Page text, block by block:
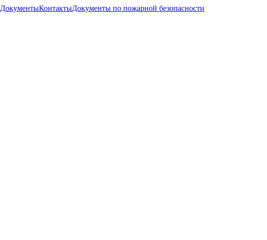
ДокументыКонтактыДокументы по пожарной безопасности